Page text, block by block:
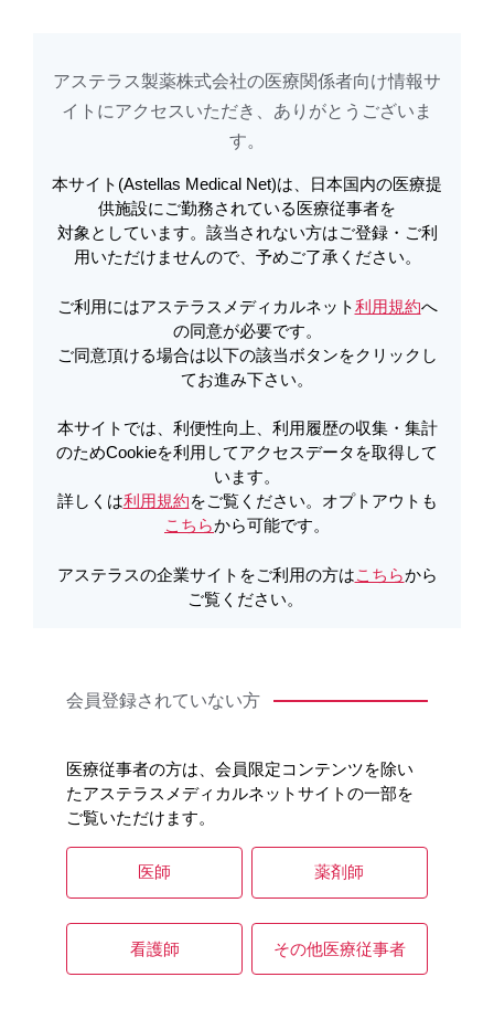
アステラスメディカルネットでは、利便性向上、利用履歴の収集・集計のた
Cookieを利用してアクセスデータを取得しています。詳しくは 利用規約
医薬品リスク管理計画 (RMP) | イリ
ボー錠2.5μg、5μg・イリボーOD錠
計画書（概要あり）[令和2年4月3日
再審査時] | イリボー
PDFをダウンロード
アステラス製薬株式会社の医療関係者向け情報サ
イトに​アクセスいただき、ありがとうございま
す。​
本サイト(Astellas Medical Net)は、日本国内の医療提
供施設にご勤務されている医療従事者を
対象としています。該当されない方はご登録・ご利
用いただけませんので、予めご了承ください。
ご利用にはアステラスメディカルネット利用規約へ
の同意が必要です。
ご同意頂ける場合は以下の該当ボタンをクリックし
てお進み下さい。
本サイトでは、利便性向上、利用履歴の収集・集計
のためCookieを利用してアクセスデータを取得して
います。
詳しくは利用規約をご覧ください。オプトアウトも
こちらから可能です。
アステラスの企業サイトをご利用の方はこちらから
ご覧ください。
会員登録されていない方
医療従事者の方は、会員限定コンテンツを除い
たアステラスメディカルネットサイトの一部を
ご覧いただけます。
医師 薬剤師
看護師 その他医療従事者